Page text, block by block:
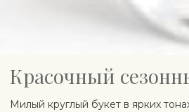
Красочный
Милый круглый букет в ярких